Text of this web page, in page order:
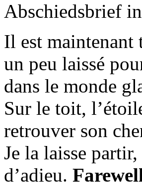
Abschiedsbrief
Il est maintenant
un peu laissé
dans le monde
Sur le toit,
retrouver son
Je la laisse
d’adieu.